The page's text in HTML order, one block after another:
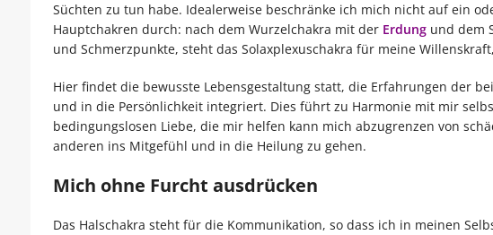
Süchten zu tun habe. Idealerweise beschränke ich mich nicht auf ein
Hauptchakren durch: nach dem Wurzelchakra mit der Erdungund dem
und Schmerzpunkte, steht das Solaxplexuschakra für meine
Hier findet die bewusste Lebensgestaltung statt, die Erfahrungen der
und in die Persönlichkeit integriert. Dies führt zu Harmonie mit mir
bedingungslosen Liebe, die mir helfen kann mich abzugrenzen von
anderen ins Mitgefühl und in die Heilung zu gehen.
Mich ohne Furcht ausdrücken
Das Halschakra steht für die Kommunikation, so dass ich in meinen